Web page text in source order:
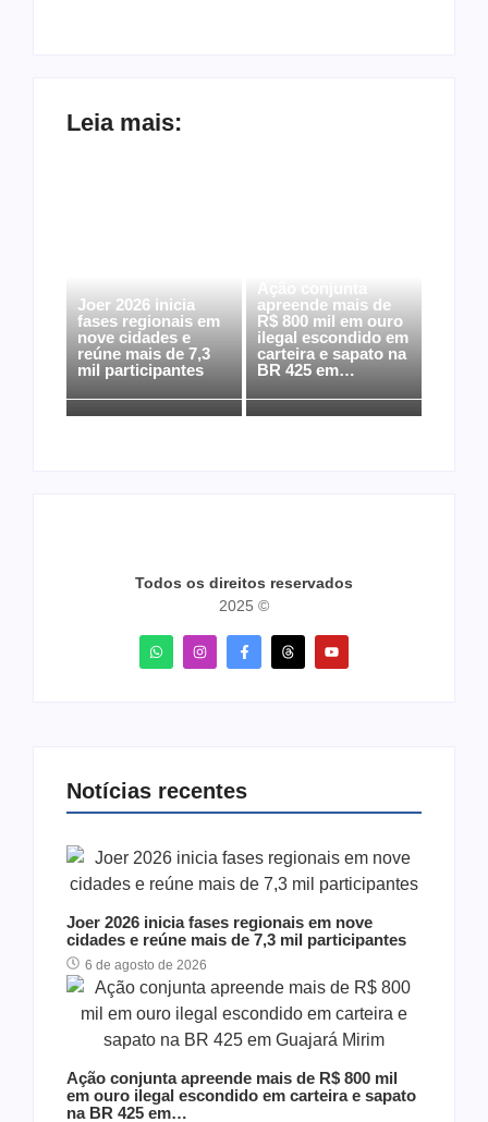
Leia mais:
Joer 2026 inicia
fases regionais em
nove cidades e
reúne mais de 7,3
mil participantes
apreende mais de
R$ 800 mil em ouro
ilegal escondido em
carteira e sapato na
BR 425 em…
Todos os direitos reservados
2025 ©
Notícias recentes
Joer 2026 inicia fases regionais em nove
cidades e reúne mais de 7,3 mil participantes
6 de agosto de 2026
Ação conjunta apreende mais de R$ 800 mil
em ouro ilegal escondido em carteira e sapato
na BR 425 em…